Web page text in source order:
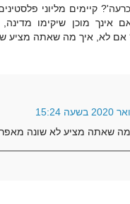
קיימים מליוני
אינך מוכן שיקימו
אם לא, איך מה שאתה מציע
שאתה מציע לא שונה